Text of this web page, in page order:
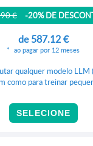
€
-20% DE
de587.12 €
ao pagar por 12 meses
qualquer modelo LLM
como para treinar
SELECIONE